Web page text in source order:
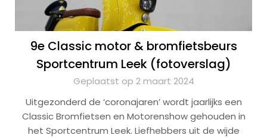
9e Classic motor & bromfietsbeurs
Sportcentrum Leek (fotoverslag)
Geplaatst op 2 maart 2024
Uitgezonderd de ‘coronajaren’ wordt jaarlijks een
Classic Bromfietsen en Motorenshow gehouden in
het Sportcentrum Leek. Liefhebbers uit de wijde